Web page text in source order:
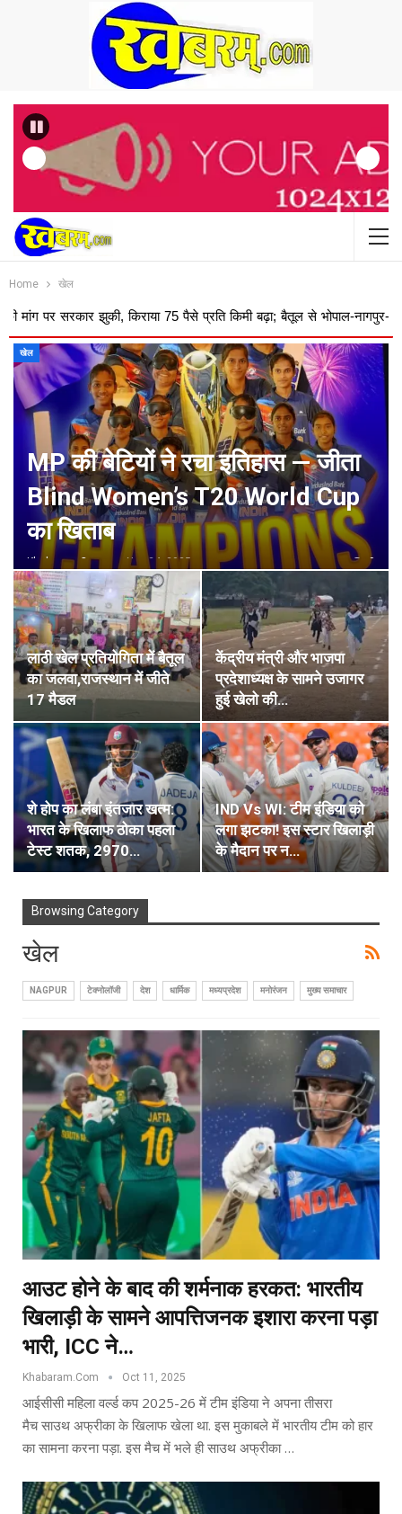
Previous
Home खेल
75 पैसे प्रति किमी बढ़ा; बैतूल से भोपाल-नागपुर-अमरावती का ...
खेल
MP की बेटियों ने रचा इतिहास — जीता
Blind Women’s T20 World Cup
का खिताब
Khabaram.Com Nov 24, 2025 0
लाठी खेल प्रतियोगिता में बैतूल
का जलवा,राजस्थान में जीते
17 मैडल
केंद्रीय मंत्री और भाजपा
प्रदेशाध्यक्ष के सामने उजागर
हुई खेलो की…
शे होप का लंबा इंतजार खत्म:
भारत के खिलाफ ठोका पहला
टेस्ट शतक, 2970…
IND Vs WI: टीम इंडिया को
लगा झटका! इस स्टार खिलाड़ी
के मैदान पर न…
Browsing Category
खेल
NAGPUR टेक्नोलॉजी देश धार्मिक मध्यप्रदेश मनोरंजन मुख्य समाचार
आउट होने के बाद की शर्मनाक हरकत: भारतीय
खिलाड़ी के सामने आपत्तिजनक इशारा करना पड़ा
भारी, ICC ने…
Khabaram.Com Oct 11, 2025
आईसीसी महिला वर्ल्ड कप 2025-26 में टीम इंडिया ने अपना तीसरा
मैच साउथ अफ्रीका के खिलाफ खेला था. इस मुकाबले में भारतीय टीम को हार
का सामना करना पड़ा. इस मैच में भले ही साउथ अफ्रीका …